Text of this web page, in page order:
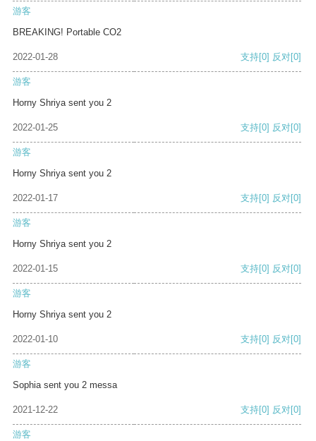
游客
BREAKING! Portable CO2
2022-01-28 支持[0] 反对[0]
游客
Horny Shriya sent you 2
2022-01-25 支持[0] 反对[0]
游客
Horny Shriya sent you 2
2022-01-17 支持[0] 反对[0]
游客
Horny Shriya sent you 2
2022-01-15 支持[0] 反对[0]
游客
Horny Shriya sent you 2
2022-01-10 支持[0] 反对[0]
游客
Sophia sent you 2 messa
2021-12-22 支持[0] 反对[0]
游客